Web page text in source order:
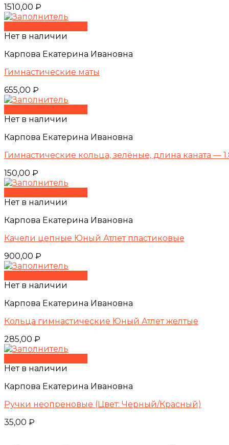
1510,00 ₽
Нет в наличии
Карпова Екатерина Ивановна
Гимнастические маты
655,00 ₽
Нет в наличии
Карпова Екатерина Ивановна
Гимнастические кольца, зелёные, длина каната —
150,00 ₽
Нет в наличии
Карпова Екатерина Ивановна
Качели цепные Юный Атлет пластиковые
900,00 ₽
Нет в наличии
Карпова Екатерина Ивановна
Кольца гимнастические Юный Атлет желтые
285,00 ₽
Нет в наличии
Карпова Екатерина Ивановна
Ручки неопреновые (Цвет: Черный/Красный)
35,00 ₽